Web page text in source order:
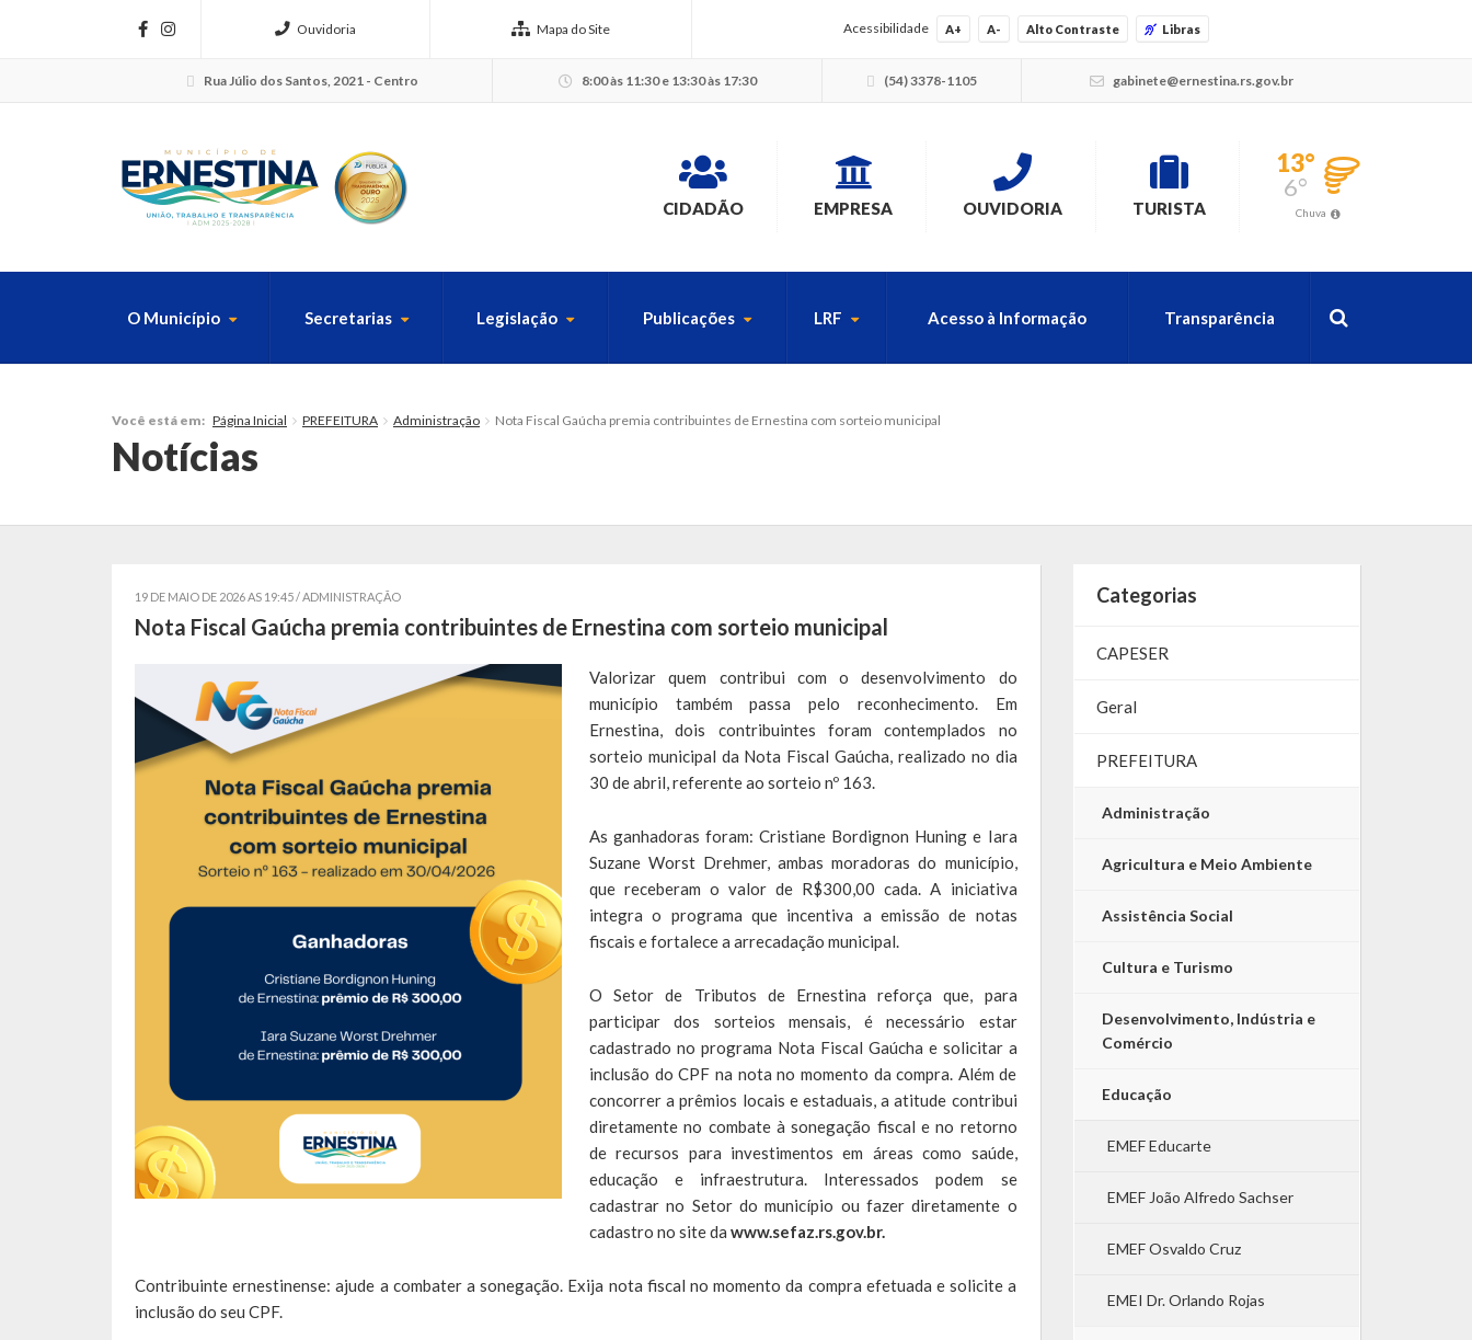
Ouvidoria Mapa do Site Acessibilidade A+ A- Alto Contraste Libras
Rua Júlio dos Santos, 2021 - Centro 8:00 às 11:30 e 13:30 às 17:30 (54) 3378-1105 gabinete@ernestina.rs.gov.br
CIDADÃO EMPRESA OUVIDORIA TURISTA
13°
6°
Chuva
O Município Secretarias Legislação Publicações LRF Acesso à Informação Transparência
Você está em: Página Inicial PREFEITURA Administração Nota Fiscal Gaúcha premia contribuintes de Ernestina com sorteio municipal
Notícias
19 DE MAIO DE 2026 AS 19:45 /ADMINISTRAÇÃO
Nota Fiscal Gaúcha premia contribuintes de Ernestina com sorteio municipal
Valorizar quem contribui com o desenvolvimento do
município também passa pelo reconhecimento. Em
Ernestina, dois contribuintes foram contemplados no
sorteio municipal da Nota Fiscal Gaúcha, realizado no dia
30 de abril, referente ao sorteio nº 163.
As ganhadoras foram: Cristiane Bordignon Huning e Iara
Suzane Worst Drehmer, ambas moradoras do município,
que receberam o valor de R$300,00 cada. A iniciativa
integra o programa que incentiva a emissão de notas
fiscais e fortalece a arrecadação municipal.
O Setor de Tributos de Ernestina reforça que, para
participar dos sorteios mensais, é necessário estar
cadastrado no programa Nota Fiscal Gaúcha e solicitar a
inclusão do CPF na nota no momento da compra. Além de
concorrer a prêmios locais e estaduais, a atitude contribui
diretamente no combate à sonegação fiscal e no retorno
de recursos para investimentos em áreas como saúde,
educação e infraestrutura. Interessados podem se
cadastrar no Setor do município ou fazer diretamente o
cadastro no site da www.sefaz.rs.gov.br.
Contribuinte ernestinense: ajude a combater a sonegação. Exija nota fiscal no momento da compra efetuada e solicite a
inclusão do seu CPF.
Categorias
CAPESER
Geral
PREFEITURA
Administração
Agricultura e Meio Ambiente
Assistência Social
Cultura e Turismo
Desenvolvimento, Indústria e
Comércio
Educação
EMEF Educarte
EMEF João Alfredo Sachser
EMEF Osvaldo Cruz
EMEI Dr. Orlando Rojas